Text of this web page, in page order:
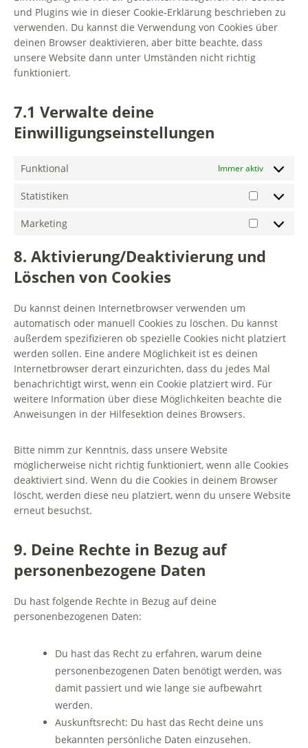
und Plugins wie in dieser Cookie-Erklärung beschrieben zu
verwenden. Du kannst die Verwendung von Cookies über
deinen Browser deaktivieren, aber bitte beachte, dass
unsere Website dann unter Umständen nicht richtig
funktioniert.
7.1 Verwalte deine
Einwilligungseinstellungen
Funktional Immer aktiv
Statistiken
Marketing
8. Aktivierung/Deaktivierung und
Löschen von Cookies
Du kannst deinen Internetbrowser verwenden um
automatisch oder manuell Cookies zu löschen. Du kannst
außerdem spezifizieren ob spezielle Cookies nicht platziert
werden sollen. Eine andere Möglichkeit ist es deinen
Internetbrowser derart einzurichten, dass du jedes Mal
benachrichtigt wirst, wenn ein Cookie platziert wird. Für
weitere Information über diese Möglichkeiten beachte die
Anweisungen in der Hilfesektion deines Browsers.
Bitte nimm zur Kenntnis, dass unsere Website
möglicherweise nicht richtig funktioniert, wenn alle Cookies
deaktiviert sind. Wenn du die Cookies in deinem Browser
löscht, werden diese neu platziert, wenn du unsere Website
erneut besuchst.
9. Deine Rechte in Bezug auf
personenbezogene Daten
Du hast folgende Rechte in Bezug auf deine
personenbezogenen Daten:
Du hast das Recht zu erfahren, warum deine
personenbezogenen Daten benötigt werden, was
damit passiert und wie lange sie aufbewahrt
werden.
Auskunftsrecht: Du hast das Recht deine uns
bekannten persönliche Daten einzusehen.